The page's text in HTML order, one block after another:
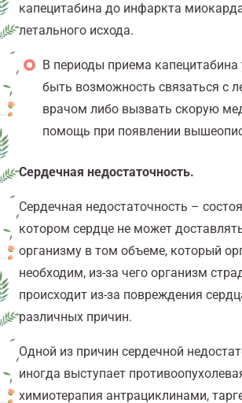
капецитабина до инфаркта
летального исхода.
В периоды приема
быть возможность связаться с
врачом либо вызвать скорую
помощь при появлении
Сердечная недостаточность.
Сердечная недостаточность –
котором сердце не может
организму в том объеме, который
необходим, из-за чего организм
происходит из-за повреждения
различных причин.
Одной из причин сердечной
иногда выступает
химиотерапия антрациклинами,